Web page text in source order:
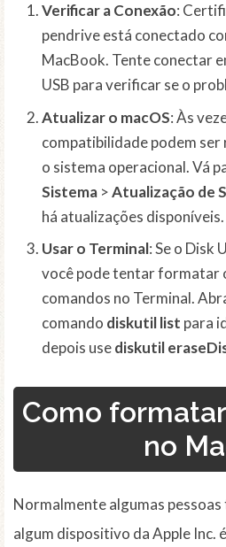
Verificar a Conexão:
pendrive está conectado
MacBook. Tente conectar
USB para verificar se o
Atualizar o macOS: Às
compatibilidade podem
o sistema operacional. Vá
Sistema >Atualização de
há atualizações disponíveis.
Usar o Terminal: Se o Disk
você pode tentar formatar
comandos no Terminal.
comando diskutil list para
depois usediskutil
Como
no
Normalmente algumas
algum dispositivo da Apple Inc.